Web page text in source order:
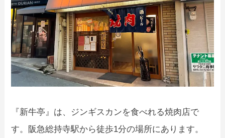
『新牛亭』は、ジンギスカンを食べれる焼肉店で
す。阪急総持寺駅から徒歩1分の場所にあります。